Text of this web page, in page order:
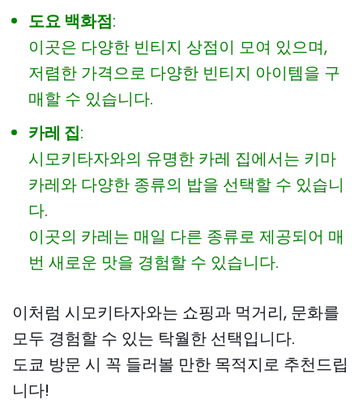
도요 백화점:
이곳은 다양한 빈티지 상점이 모여 있으며,
저렴한 가격으로 다양한 빈티지 아이템을 구
매할 수 있습니다.
카레 집:
시모키타자와의 유명한 카레 집에서는 키마
카레와 다양한 종류의 밥을 선택할 수 있습니
다.
이곳의 카레는 매일 다른 종류로 제공되어 매
번 새로운 맛을 경험할 수 있습니다.
이처럼 시모키타자와는 쇼핑과 먹거리, 문화를
모두 경험할 수 있는 탁월한 선택입니다.
도쿄 방문 시 꼭 들러볼 만한 목적지로 추천드립
니다!